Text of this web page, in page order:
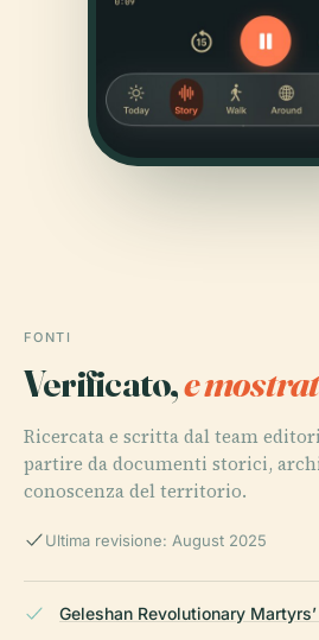
FONTI
Verificato,e
Ricercata e scritta dal team
partire da documenti storici,
conoscenza del territorio.
Ultima revisione: August 2025
Geleshan Revolutionary